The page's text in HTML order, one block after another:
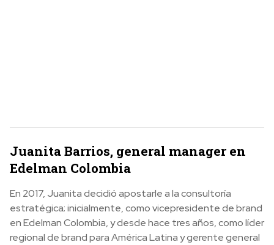
Juanita Barrios, general manager en
Edelman Colombia
En 2017, Juanita decidió apostarle a la consultoría
estratégica; inicialmente, como vicepresidente de brand
en Edelman Colombia, y desde hace tres años, como líder
regional de brand para América Latina y gerente general